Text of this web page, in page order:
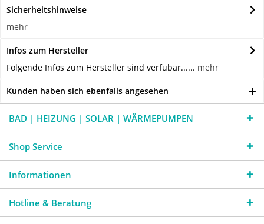
Sicherheitshinweise
mehr
Infos zum Hersteller
Folgende Infos zum Hersteller sind verfübar...... mehr
Kunden haben sich ebenfalls angesehen
BAD | HEIZUNG | SOLAR | WÄRMEPUMPEN
Shop Service
Informationen
Hotline & Beratung